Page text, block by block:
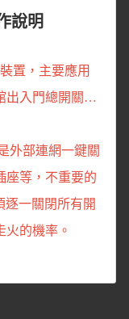
說明
置，主要應用
出入門總開關…
外部連網一鍵關
座等，不重要的
逐一關閉所有開
火的機率。